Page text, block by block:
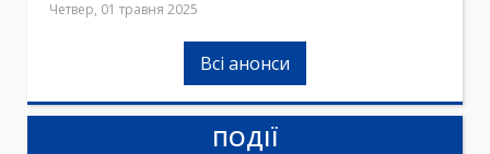
Четвер, 01 травня 2025
Всі анонси
ПОДІЇ